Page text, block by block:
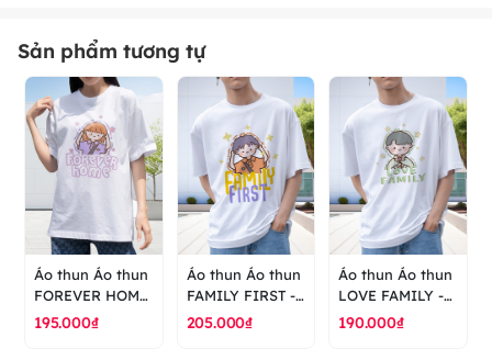
Sản phẩm tương tự
Áo thun Áo thun
FOREVER HOME
- áo thun cao
195.000₫
Áo thun Áo thun
FAMILY FIRST -
áo thun cao cấp
205.000₫
Áo thun Áo thun
LOVE FAMILY -
áo thun cao cấp
190.000₫